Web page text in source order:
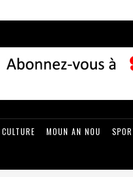
CULTURE MOUN AN NOU